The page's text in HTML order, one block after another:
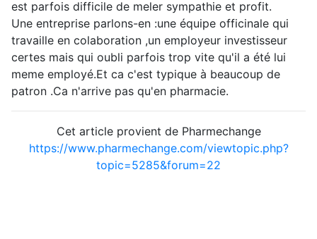
est parfois difficile de meler sympathie et profit.
Une entreprise parlons-en :une équipe officinale qui
travaille en colaboration ,un employeur investisseur
certes mais qui oubli parfois trop vite qu'il a été lui
meme employé.Et ca c'est typique à beaucoup de
patron .Ca n'arrive pas qu'en pharmacie.
Cet article provient de Pharmechange
https://www.pharmechange.com/viewtopic.php?
topic=5285&forum=22